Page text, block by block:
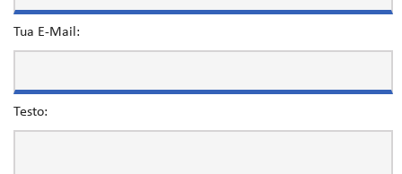
Tua E-Mail:
Testo: